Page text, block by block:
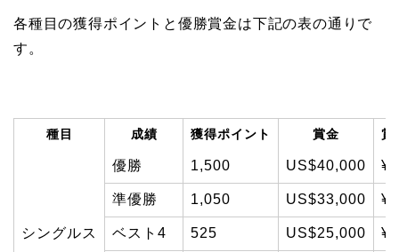
各種目の獲得ポイントと優勝賞金は下記の表の通りで
す。
種目 成績 獲得ポイント 賞金 賞
シングルス
優勝 1,500 US$40,000
準優勝 1,050 US$33,000
ベスト4 525 US$25,000